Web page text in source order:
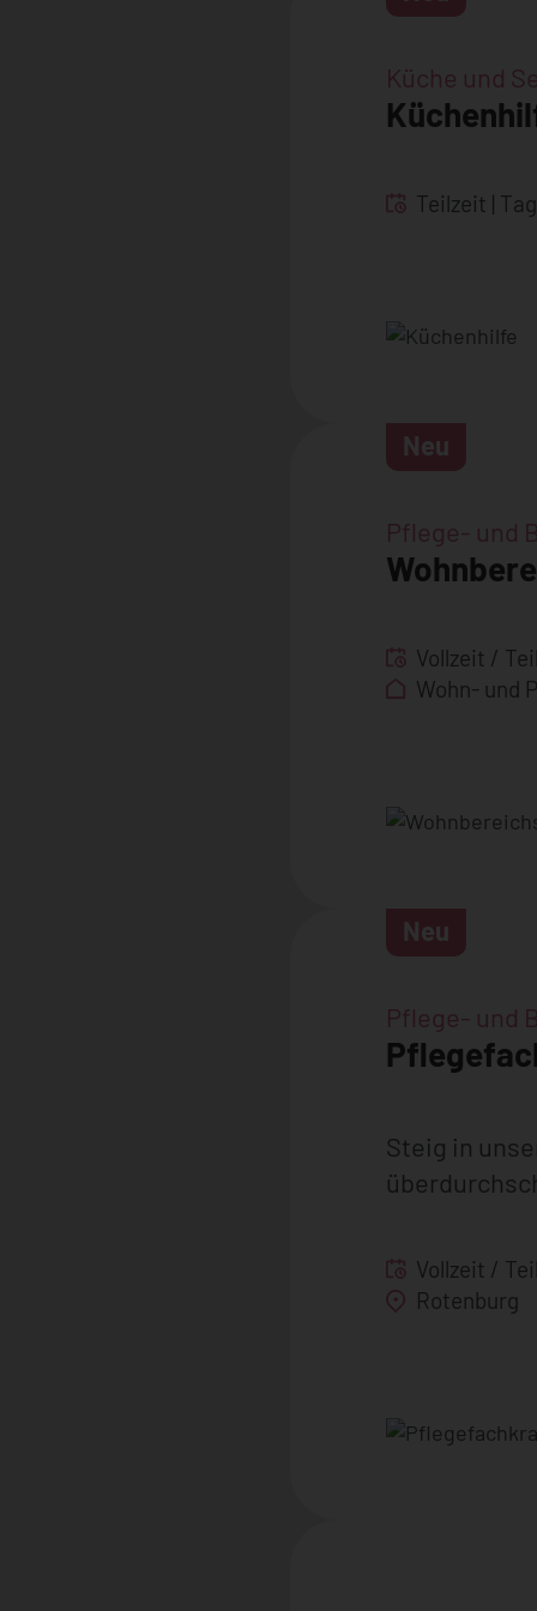
Küche und
Teilzeit
Neu
Pflege- und
Vollzeit /
Wohn- und
Neu
Pflege- und
Steig in
Vollzeit /
Rotenburg